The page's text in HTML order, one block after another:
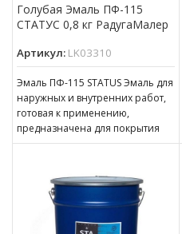
Голубая Эмаль ПФ-115
СТАТУС 0,8 кг РадугаМалер
Артикул: LK03310
Эмаль ПФ-115 STATUS Эмаль для
наружных и внутренних работ,
готовая к применению,
предназначена для покрытия
металлических, деревянных,